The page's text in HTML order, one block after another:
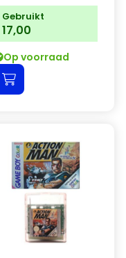
Gebruikt
17,00
Op voorraad